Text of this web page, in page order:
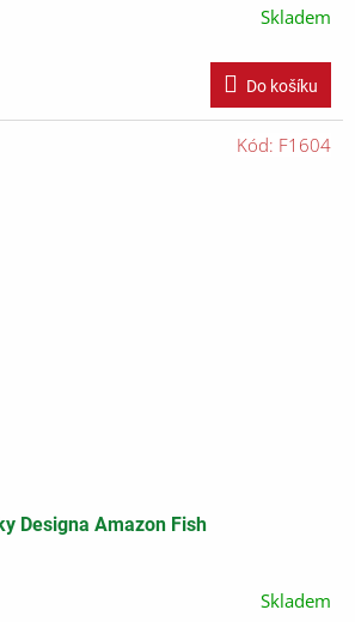
Skladem
Do košíku
Designa Amazon Fish
Skladem
Kód: F1604